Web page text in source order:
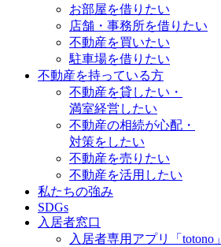
お部屋を借りたい
店舗・事務所を借りたい
不動産を買いたい
駐車場を借りたい
不動産を持っている方
不動産を貸したい・
満室経営したい
不動産の相続が心配・
対策をしたい
不動産を売りたい
不動産を活用したい
私たちの強み
SDGs
入居者窓口
入居者専用アプリ「totono」